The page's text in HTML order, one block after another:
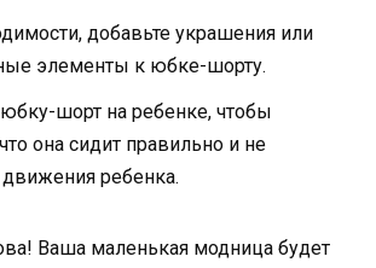
добавьте украшения или
элементы к юбке-шорту.
шорт на ребенке, чтобы
она сидит правильно и не
ребенка.
Ваша маленькая модница будет